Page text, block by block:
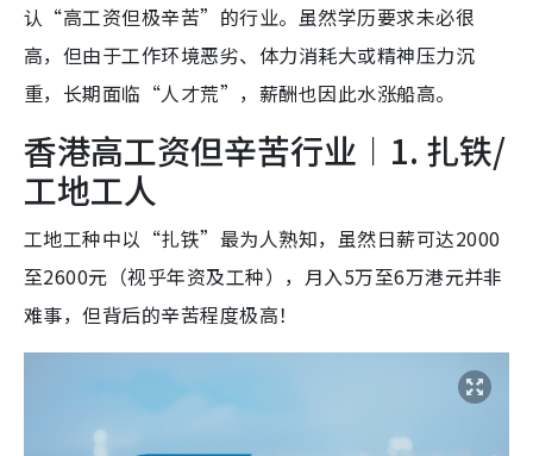
认“高工资但极辛苦”的行业。虽然学历要求未必很
高，但由于工作环境恶劣、体力消耗大或精神压力沉
重，长期面临“人才荒”，薪酬也因此水涨船高。
香港高工资但辛苦行业︱1. 扎铁/
工地工人
工地工种中以“扎铁”最为人熟知，虽然日薪可达2000
至2600元（视乎年资及工种），月入5万至6万港元并非
难事，但背后的辛苦程度极高！